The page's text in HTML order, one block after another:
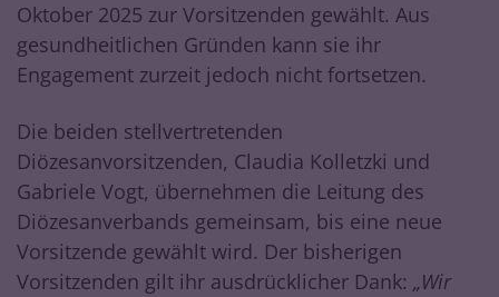
Oktober 2025 zur Vorsitzenden gewählt. Aus
gesundheitlichen Gründen kann sie ihr
Engagement zurzeit jedoch nicht fortsetzen.
Die beiden stellvertretenden
Diözesanvorsitzenden, Claudia Kolletzki und
Gabriele Vogt, übernehmen die Leitung des
Diözesanverbands gemeinsam, bis eine neue
Vorsitzende gewählt wird. Der bisherigen
Vorsitzenden gilt ihr ausdrücklicher Dank: „Wir